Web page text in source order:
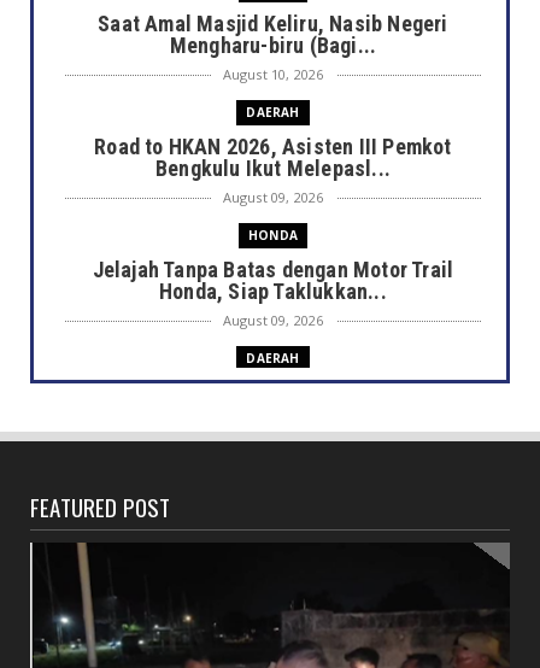
Saat Amal Masjid Keliru, Nasib Negeri
Mengharu-biru (Bagi...
August 10, 2026
DAERAH
Road to HKAN 2026, Asisten III Pemkot
Bengkulu Ikut Melepasl...
August 09, 2026
HONDA
Jelajah Tanpa Batas dengan Motor Trail
Honda, Siap Taklukkan...
August 09, 2026
DAERAH
Pemkot Salurkan Bantuan Sembako untuk
Korban Kebakaran di Pe...
August 08, 2026
Layanan Poliklinik Jantung RSHD Dihentikan
Sementara, Ini Pe...
FEATURED POST